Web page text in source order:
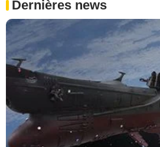
Dernières news